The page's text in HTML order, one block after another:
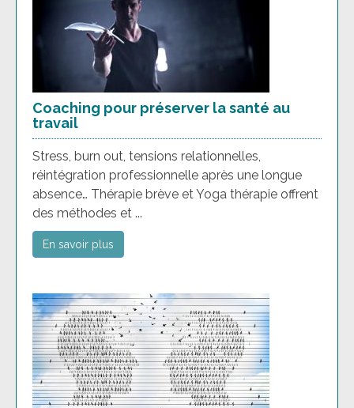
Coaching pour préserver la santé au
travail
Stress, burn out, tensions relationnelles,
réintégration professionnelle après une longue
absence… Thérapie brève et Yoga thérapie offrent
des méthodes et ...
En savoir plus